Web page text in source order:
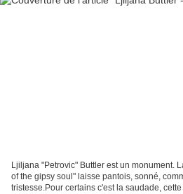
Ljiljana "Petrovic" Buttler est un monument.
of the gipsy soul" laisse pantois, sonné,
tristesse.Pour certains c'est la saudade,